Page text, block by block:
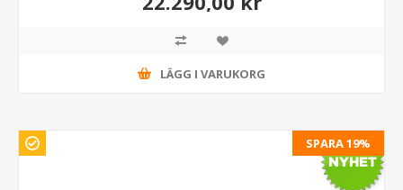
LÄGG I VARUKORG
SPARA 19%